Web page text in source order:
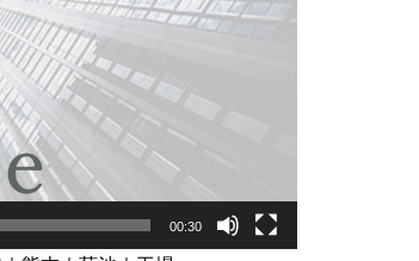
00:30